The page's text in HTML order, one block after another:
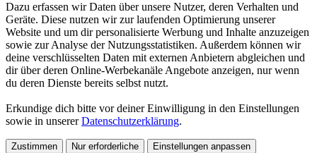
Dazu erfassen wir Daten über unsere Nutzer, deren Verhalten und
Geräte. Diese nutzen wir zur laufenden Optimierung unserer
Website und um dir personalisierte Werbung und Inhalte anzuzeigen
sowie zur Analyse der Nutzungsstatistiken. Außerdem können wir
deine verschlüsselten Daten mit externen Anbietern abgleichen und
dir über deren Online-Werbekanäle Angebote anzeigen, nur wenn
du deren Dienste bereits selbst nutzt.
Erkundige dich bitte vor deiner Einwilligung in den Einstellungen
sowie in unsererDatenschutzerklärung.
Zustimmen Nur erforderliche Einstellungen anpassen